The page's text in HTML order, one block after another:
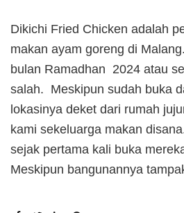
Dikichi Fried Chicken adalah
makan ayam goreng di
bulan Ramadhan 2024 atau
salah. Meskipun sudah buka
lokasinya deket dari rumah
kami sekeluarga makan
sejak pertama kali buka
Meskipun bangunannya